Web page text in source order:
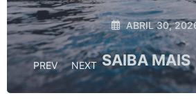
ABRIL 10,
SAIBA MAIS
PREV NEXT